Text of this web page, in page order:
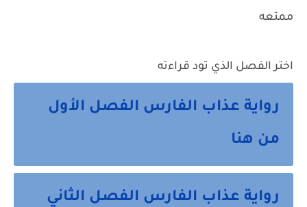
ممتعه
اختر الفصل الذي تود قراءته
رواية عذاب الفارس الفصل الأول
من هنا
رواية عذاب الفارس الفصل الثاني